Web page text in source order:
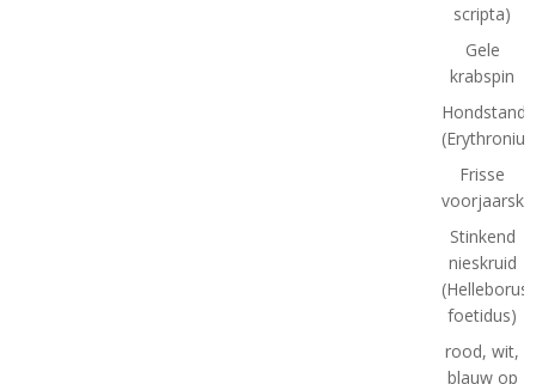
scripta)
Gele
krabspin
Hondstand
Frisse
Stinkend
nieskruid
(Helleborus
foetidus)
rood, wit,
blauw op